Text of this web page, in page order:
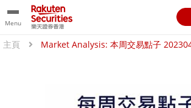
Menu
主頁 Market Analysis: 本周交易點子